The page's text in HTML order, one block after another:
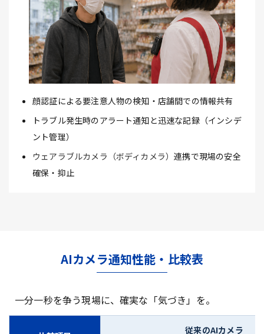
顔認証による要注意人物の検知・店舗間での情報共有
トラブル発生時のアラート通知と迅速な記録（インシデ
ント管理）
ウェアラブルカメラ（ボディカメラ）連携で現場の安全
確保・抑止
AIカメラ通知性能・比較表
一分一秒を争う現場に、確実な「気づき」を。
従来のAIカメラ